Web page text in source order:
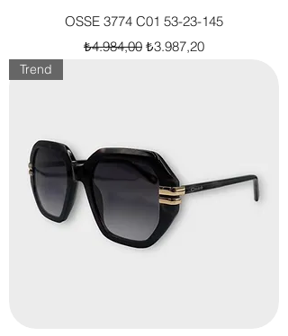
OSSE 3774 C01 53-23-145
Normal Fiyat
₺4.984,00 İndirimli Fiyat
₺3.987,20
Trend